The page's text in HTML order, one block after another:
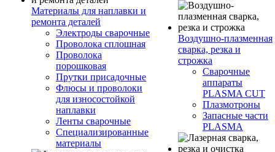
Материалы для наплавки и
ремонта деталей
Электроды сварочные
Проволока сплошная
Проволока
порошковая
Прутки присадочные
Флюсы и проволоки
для износостойкой
наплавки
Ленты сварочные
Специализированные
материалы
Воздушно-плазменная
сварка, резка и
строжка
Сварочные
аппараты
PLASMA CUT
Плазмотроны
Запасные части
PLASMA